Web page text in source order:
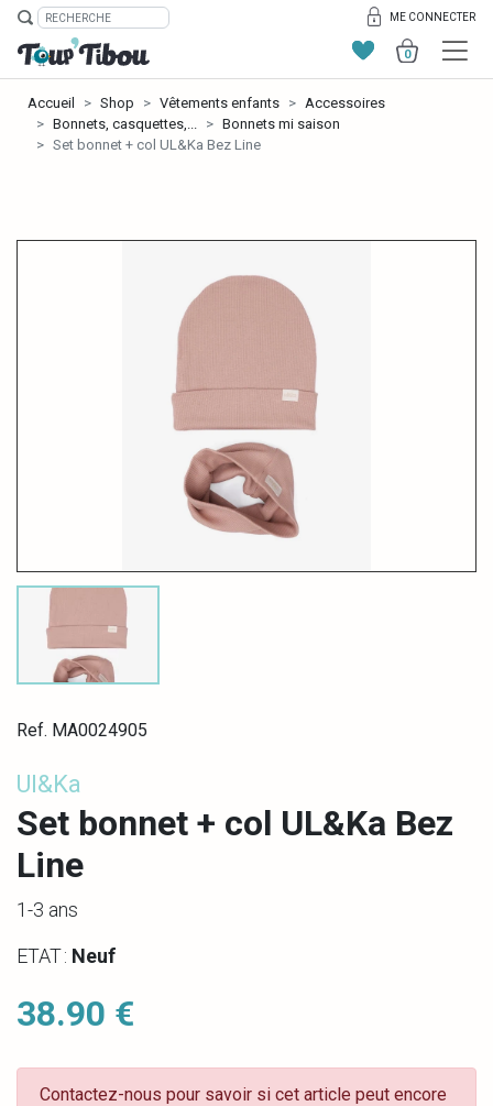
ME CONNECTER
0
Accueil Shop Vêtements enfants
Accessoires
Bonnets, casquettes,...
Bonnets mi saison
Set bonnet + col UL&Ka Bez Line
Ref. MA0024905
Ul&Ka
Set bonnet + col UL&Ka Bez
Line
1-3 ans
ETAT : Neuf
38.90 €
Contactez-nous pour savoir si cet article peut encore